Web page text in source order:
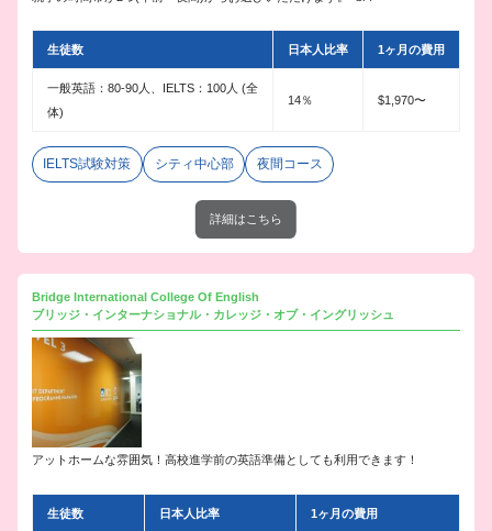
生徒数 日本人比率 1ヶ月の費用
一般英語：80-90人、IELTS：100人 (全
体)
14％ $1,970〜
IELTS試験対策 シティ中心部 夜間コース
詳細はこちら
Bridge International College Of English
ブリッジ・インターナショナル・カレッジ・オブ・イングリッシュ
アットホームな雰囲気！高校進学前の英語準備としても利用できます！
生徒数 日本人比率 1ヶ月の費用